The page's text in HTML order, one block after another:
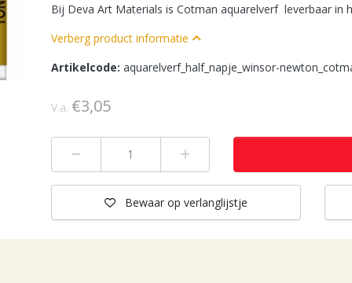
Bij Deva Art Materials is Cotman aquarelverf leverbaar in
Verberg product informatie
Artikelcode: aquarelverf_half_napje_winsor-
V.a. €3,05
Bewaar op verlanglijstje